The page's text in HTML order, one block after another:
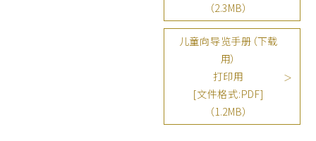
（2.3MB）
儿童向导览手册（下载
用）
打印用
[文件格式:PDF]
（1.2MB）